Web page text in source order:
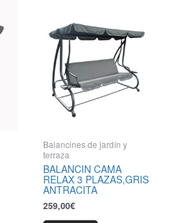
Balancines de jardín y
terraza
BALANCIN CAMA
RELAX 3 PLAZAS,GRIS
ANTRACITA
259,00€